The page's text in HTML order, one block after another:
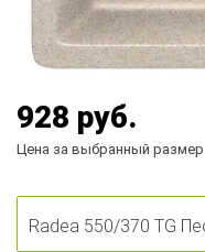
Столы и стулья
Смесители
Главная
Каталог
928 руб.
Цена за выбранный размер